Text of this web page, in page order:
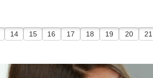
14 15 16 17 18 19 20 21